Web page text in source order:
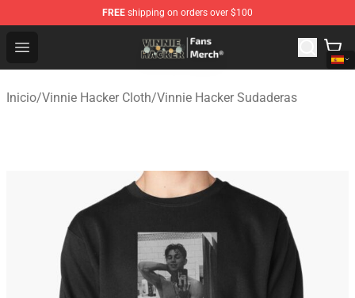
FREE shipping on orders over $100
Open menu
Vinnie Hacker Store - Official Vinnie Hacker Merchandise
Inicio/Vinnie Hacker Cloth/Vinnie Hacker Sudaderas